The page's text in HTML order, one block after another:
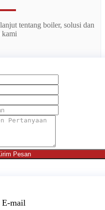
tentang boiler, solusi dan
kami
Pesan
E-mail